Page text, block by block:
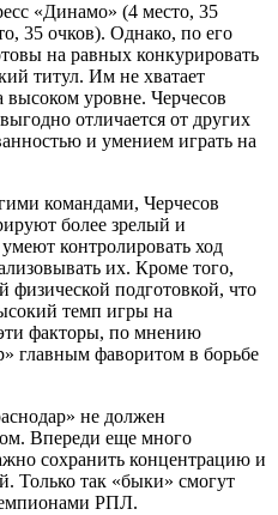
«Динамо» (4 место, 35
35 очков). Однако, по его
на равных конкурировать
титул. Им не хватает
уровне. Черчесов
отличается от других
и умением играть на
командами, Черчесов
более зрелый и
контролировать ход
их. Кроме того,
физической подготовкой, что
темп игры на
факторы, по мнению
главным фаворитом в борьбе
не должен
Впереди еще много
сохранить концентрацию и
Только так «быки» смогут
РПЛ.